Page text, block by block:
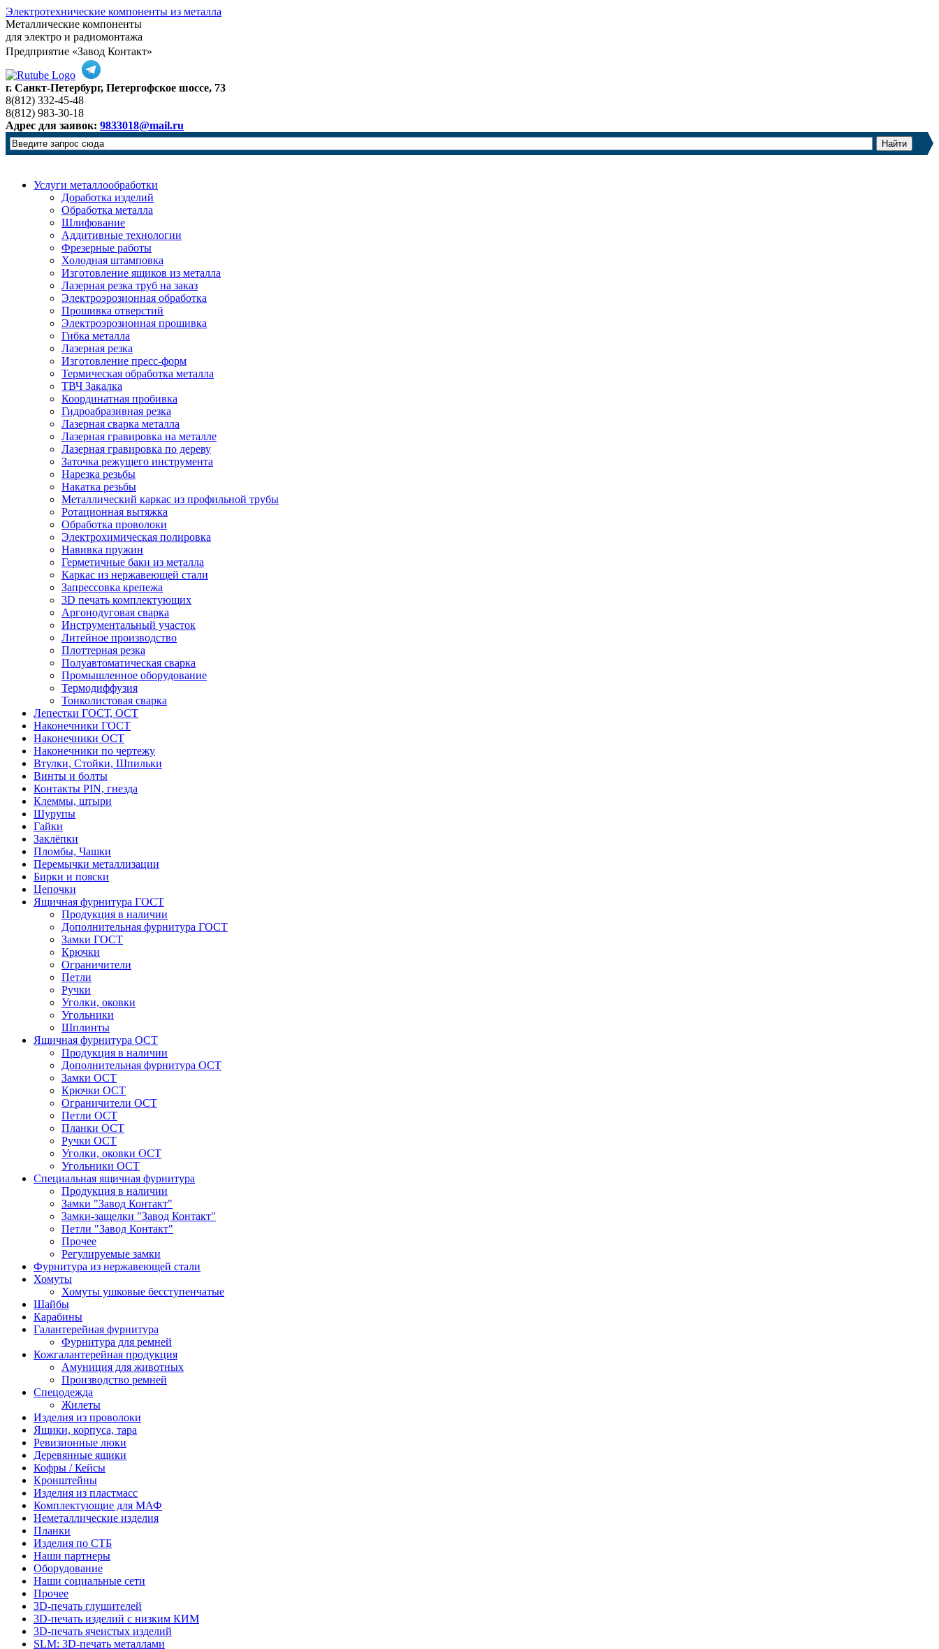
Электротехнические компоненты из металла
Металлические компоненты
для электро и радиомонтажа
Предприятие «Завод Контакт»
г. Санкт-Петербург, Петергофское шоссе, 73
8(812) 332-45-48
8(812) 983-30-18
Адрес для заявок: 9833018@mail.ru
Услуги металлообработки
Доработка изделий
Обработка металла
Шлифование
Аддитивные технологии
Фрезерные работы
Холодная штамповка
Изготовление ящиков из металла
Лазерная резка труб на заказ
Электроэрозионная обработка
Прошивка отверстий
Электроэрозионная прошивка
Гибка металла
Лазерная резка
Изготовление пресс-форм
Термическая обработка металла
ТВЧ Закалка
Координатная пробивка
Гидроабразивная резка
Лазерная сварка металла
Лазерная гравировка на металле
Лазерная гравировка по дереву
Заточка режущего инструмента
Нарезка резьбы
Накатка резьбы
Металлический каркас из профильной трубы
Ротационная вытяжка
Обработка проволоки
Электрохимическая полировка
Навивка пружин
Герметичные баки из металла
Каркас из нержавеющей стали
Запрессовка крепежа
3D печать комплектующих
Аргонодуговая сварка
Инструментальный участок
Литейное производство
Плоттерная резка
Полуавтоматическая сварка
Промышленное оборудование
Термодиффузия
Тонколистовая сварка
Лепестки ГОСТ, ОСТ
Наконечники ГОСТ
Наконечники ОСТ
Наконечники по чертежу
Втулки, Стойки, Шпильки
Винты и болты
Контакты PIN, гнезда
Клеммы, штыри
Шурупы
Гайки
Заклёпки
Пломбы, Чашки
Перемычки металлизации
Бирки и пояски
Цепочки
Ящичная фурнитура ГОСТ
Продукция в наличии
Дополнительная фурнитура ГОСТ
Замки ГОСТ
Крючки
Ограничители
Петли
Ручки
Уголки, оковки
Угольники
Шплинты
Ящичная фурнитура ОСТ
Продукция в наличии
Дополнительная фурнитура ОСТ
Замки ОСТ
Крючки ОСТ
Ограничители ОСТ
Петли ОСТ
Планки ОСТ
Ручки ОСТ
Уголки, оковки ОСТ
Угольники ОСТ
Специальная ящичная фурнитура
Продукция в наличии
Замки "Завод Контакт"
Замки-защелки "Завод Контакт"
Петли "Завод Контакт"
Прочее
Регулируемые замки
Фурнитура из нержавеющей стали
Хомуты
Хомуты ушковые бесступенчатые
Шайбы
Карабины
Галантерейная фурнитура
Фурнитура для ремней
Кожгалантерейная продукция
Амуниция для животных
Производство ремней
Спецодежда
Жилеты
Изделия из проволоки
Ящики, корпуса, тара
Ревизионные люки
Деревянные ящики
Кофры / Кейсы
Кронштейны
Изделия из пластмасс
Комплектующие для МАФ
Неметаллические изделия
Планки
Изделия по СТБ
Наши партнеры
Оборудование
Наши социальные сети
Прочее
3D-печать глушителей
3D-печать изделий с низким КИМ
3D-печать ячеистых изделий
SLM: 3D-печать металлами